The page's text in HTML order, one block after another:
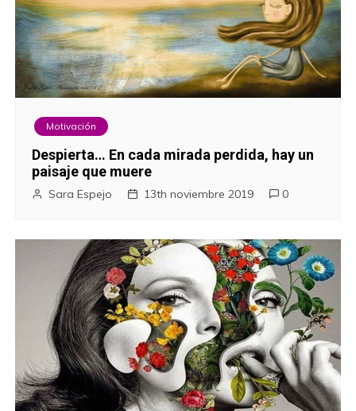
Motivación
Despierta… En cada mirada perdida, hay un
paisaje que muere
Sara Espejo 13th noviembre 2019 0